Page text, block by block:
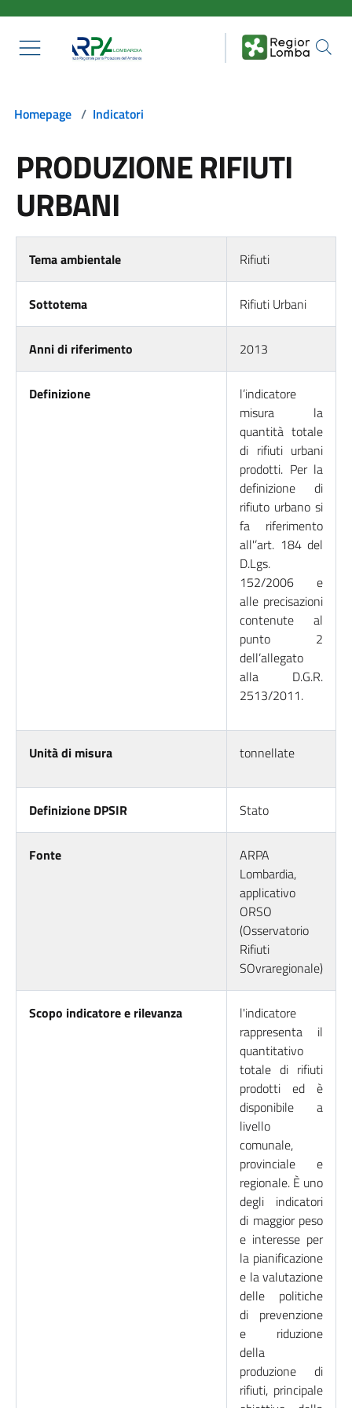
Homepage / Indicatori
PRODUZIONE RIFIUTI
URBANI
Tema ambientale Rifiuti
Sottotema Rifiuti Urbani
Anni di riferimento 2013
Definizione
l’indicatore
misura la
quantità totale
di rifiuti urbani
prodotti. Per la
definizione di
rifiuto urbano si
fa riferimento
all'’art. 184 del
D.Lgs.
152/2006 e
alle precisazioni
contenute al
punto 2
dell’allegato
alla D.G.R.
2513/2011.
Unità di misura tonnellate
Definizione DPSIR Stato
Fonte
ARPA
Lombardia,
applicativo
ORSO
(Osservatorio
Rifiuti
SOvraregionale)
Scopo indicatore e rilevanza
l'indicatore
rappresenta il
quantitativo
totale di rifiuti
prodotti ed è
disponibile a
livello
comunale,
provinciale e
regionale. È uno
degli indicatori
di maggior peso
e interesse per
la pianificazione
e la valutazione
delle politiche
di prevenzione
e riduzione
della
produzione di
rifiuti, principale